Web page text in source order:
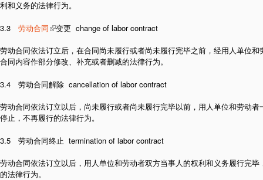
利和义务的法律行为。
3.3 劳动合同 变更 change of labor contract
劳动合同依法订立后，在合同尚未履行或者尚未履行完毕之前，经用人单位
合同内容作部分修改、补充或者删减的法律行为。
3.4 劳动合同解除 cancellation of labor contract
劳动合同依法订立以后，尚未履行或者尚未履行完毕以前，用人单位和劳动
停止，不再履行的法律行为。
3.5 劳动合同终止 termination of labor contract
劳动合同依法订立以后，用人单位和劳动者双方当事人的权利和义务履行完
的法律行为。